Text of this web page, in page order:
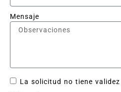
Mensaje
La solicitud no tiene